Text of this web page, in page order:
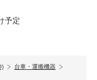
予定
台車・運搬機器